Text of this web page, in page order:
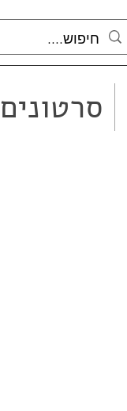
סרטונים